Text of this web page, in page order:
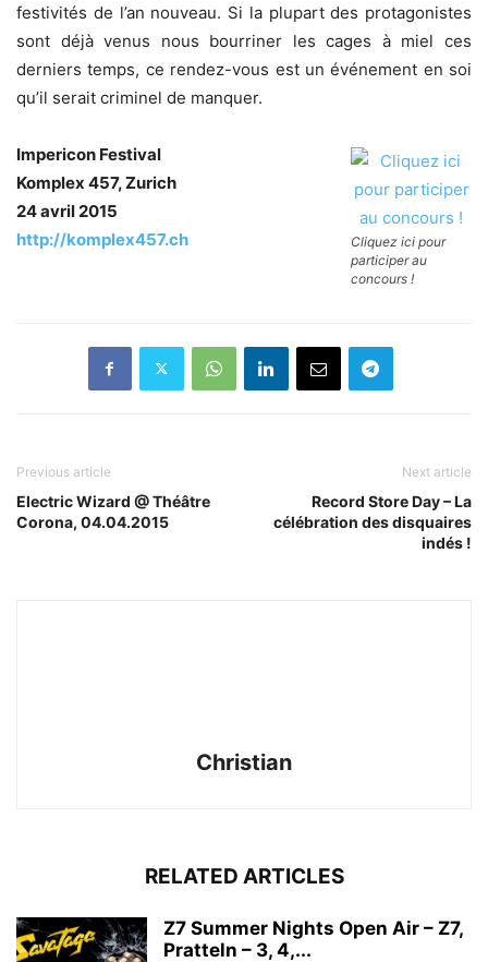
festivités de l’an nouveau. Si la plupart des protagonistes
sont déjà venus nous bourriner les cages à miel ces
derniers temps, ce rendez-vous est un événement en soi
qu’il serait criminel de manquer.
Cliquez ici pour
participer au
concours !
Impericon Festival
Komplex 457, Zurich
24 avril 2015
http://komplex457.ch
Previous article
Electric Wizard @ Théâtre
Corona, 04.04.2015
Next article
Record Store Day – La
célébration des disquaires
indés !
Christian
RELATED ARTICLES
Z7 Summer Nights Open Air – Z7,
Pratteln – 3, 4,...